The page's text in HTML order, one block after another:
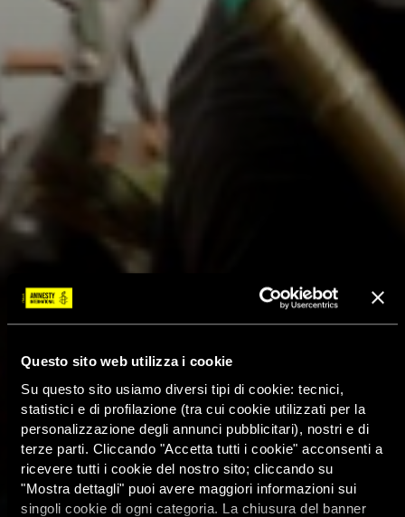
Questo sito web utilizza i cookie
Su questo sito usiamo diversi tipi di cookie: tecnici,
statistici e di profilazione (tra cui cookie utilizzati per la
personalizzazione degli annunci pubblicitari), nostri e di
terze parti. Cliccando "Accetta tutti i cookie" acconsenti a
ricevere tutti i cookie del nostro sito; cliccando su
"Mostra dettagli" puoi avere maggiori informazioni sui
singoli cookie di ogni categoria. La chiusura del banner